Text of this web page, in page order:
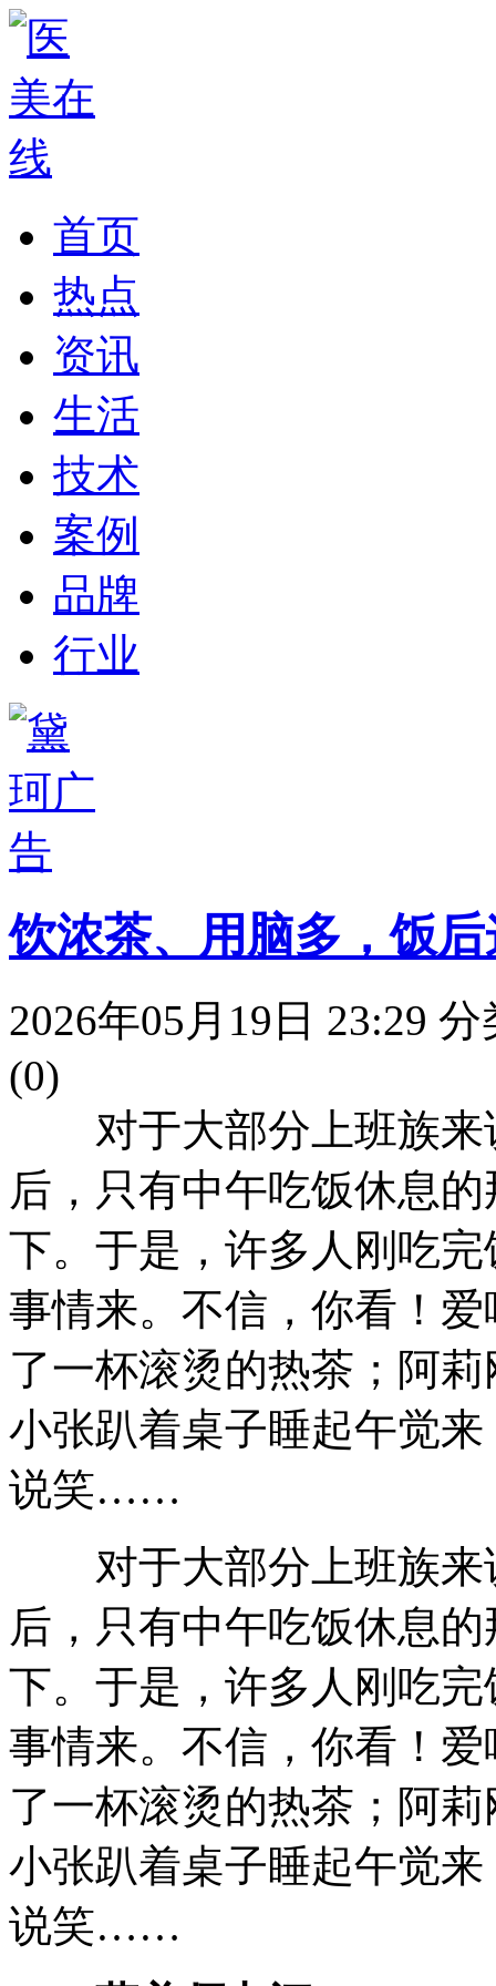
首页
热点
资讯
生活
技术
案例
品牌
行业
饮浓茶、用脑多，饭
2026年05月19日 23:29 分
(0)
对于大部分上班族来
后，只有中午吃饭休息
下。于是，许多人刚吃
事情来。不信，你看！
了一杯滚烫的热茶；阿
小张趴着桌子睡起午觉
说笑……
对于大部分上班族来
后，只有中午吃饭休息
下。于是，许多人刚吃
事情来。不信，你看！
了一杯滚烫的热茶；阿
小张趴着桌子睡起午觉
说笑……